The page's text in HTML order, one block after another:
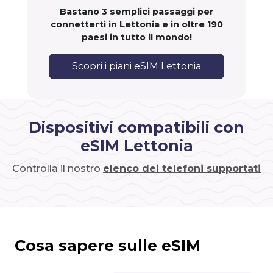
Bastano 3 semplici passaggi per
connetterti in Lettonia e in oltre 190
paesi in tutto il mondo!
Scopri i piani eSIM Lettonia
Dispositivi compatibili con
eSIM Lettonia
Controlla il nostro elenco dei telefoni supportati
Cosa sapere sulle eSIM